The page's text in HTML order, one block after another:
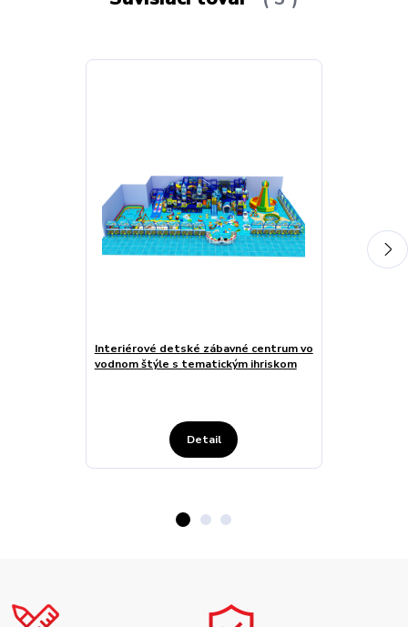
Interiérové detské zábavné centrum vo
vodnom štýle s tematickým ihriskom
Detail